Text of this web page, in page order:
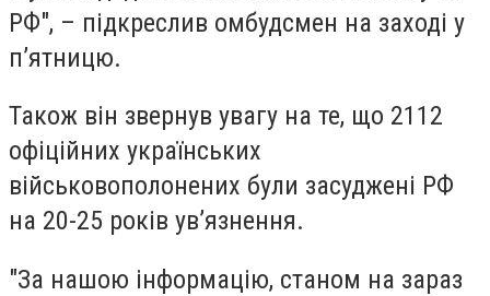
РФ", – підкреслив омбудсмен на заході у
п’ятницю.
Також він звернув увагу на те, що 2112
офіційних українських
військовополонених були засуджені РФ
на 20-25 років ув’язнення.
"За нашою інформацію, станом на зараз